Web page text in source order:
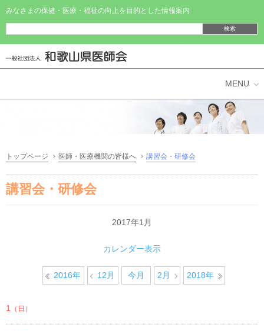
みなさまの保健・医療・福祉の向上を目的とした情報案内
和歌山県医師会
トップページ 医師・医療機関の皆様へ 講習会・研修会
講習会・研修会
2017年1月
カレンダー表示
2016年 12月 今月 2月 2018年
1 （日）